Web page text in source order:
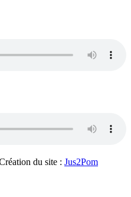
du site : Jus2Pom